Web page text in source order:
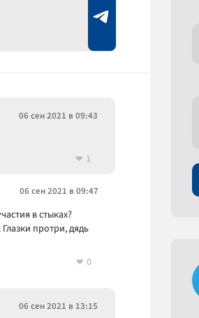
06 сен 2021 в 09:43
1
06 сен 2021 в 09:47
в стыках?
протри, дядь
0
06 сен 2021 в 13:15